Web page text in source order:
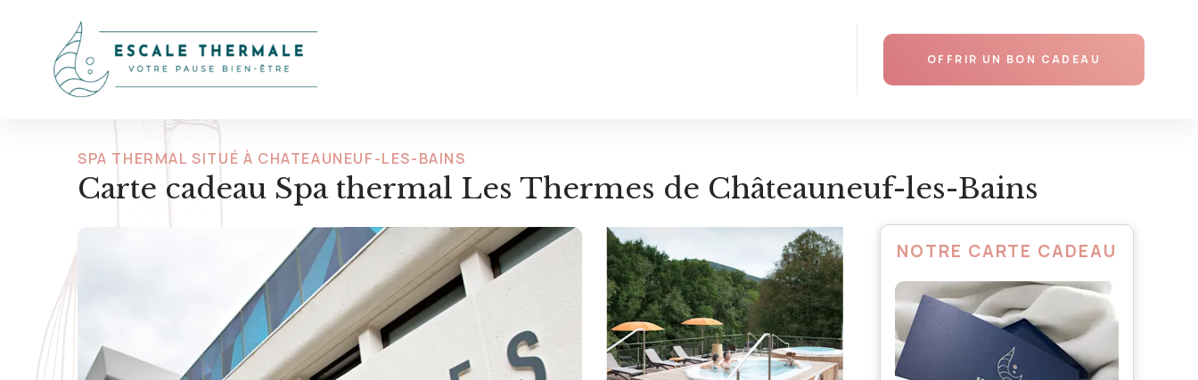
AJOUTER AU PANIER
OFFRIR UN BON CADEAU
SPA THERMAL SITUÉ À CHATEAUNEUF-LES-BAINS
Carte cadeau Spa thermal Les Thermes de Châteauneuf-les-Bains
NOTRE CARTE CADEAU